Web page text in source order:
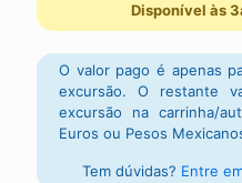
Disponível às
O valor pago é apenas
excursão. O restante
excursão na carrinha/
Euros ou Pesos
Tem dúvidas? Entre